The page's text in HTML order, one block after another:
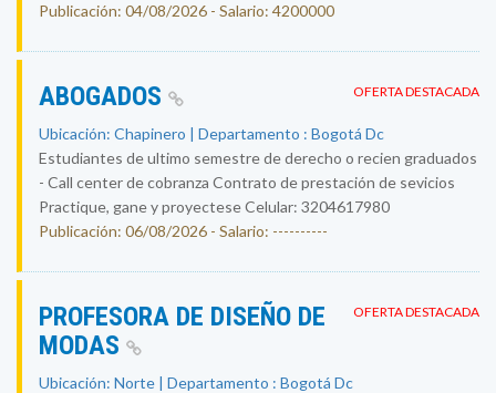
Publicación: 04/08/2026 - Salario: 4200000
OFERTA DESTACADA
ABOGADOS
Ubicación: Chapinero | Departamento : Bogotá Dc
Estudiantes de ultimo semestre de derecho o recien graduados
- Call center de cobranza Contrato de prestación de sevicios
Practique, gane y proyectese Celular: 3204617980
Publicación: 06/08/2026 - Salario: ----------
OFERTA DESTACADA
PROFESORA DE DISEÑO DE
MODAS
Ubicación: Norte | Departamento : Bogotá Dc